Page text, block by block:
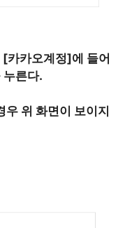
카카오계정]에 들어
른다.
위 화면이 보이지